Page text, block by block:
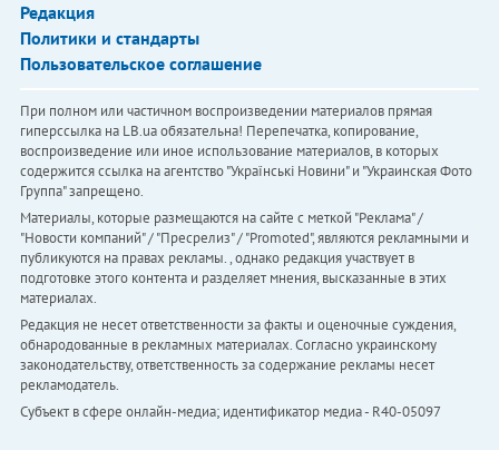
Редакция
Политики и стандарты
Пользовательское соглашение
При полном или частичном воспроизведении материалов прямая
гиперссылка на LB.ua обязательна! Перепечатка, копирование,
воспроизведение или иное использование материалов, в которых
содержится ссылка на агентство "Українськi Новини" и "Украинская Фото
Группа" запрещено.
Материалы, которые размещаются на сайте с меткой "Реклама" /
"Новости компаний" / "Пресрелиз" / "Promoted", являются рекламными и
публикуются на правах рекламы. , однако редакция участвует в
подготовке этого контента и разделяет мнения, высказанные в этих
материалах.
Редакция не несет ответственности за факты и оценочные суждения,
обнародованные в рекламных материалах. Согласно украинскому
законодательству, ответственность за содержание рекламы несет
рекламодатель.
Субъект в сфере онлайн-медиа; идентификатор медиа - R40-05097